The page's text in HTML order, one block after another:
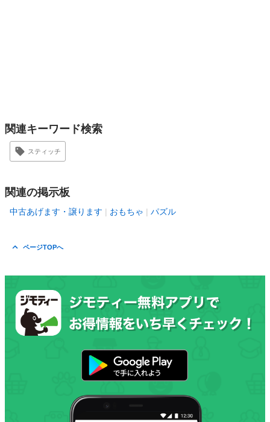
関連キーワード検索
スティッチ
関連の掲示板
中古あげます・譲ります おもちゃ パズル
ページTOPへ